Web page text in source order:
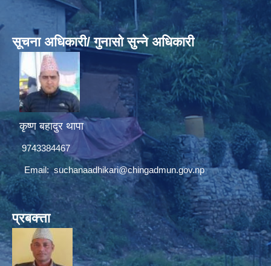
सूचना अधिकारी/ गुनासो सुन्ने अधिकारी
कृष्ण बहादुर थापा
9743384467
Email:suchanaadhikari@chingadmun.gov.np
प्रबक्त्ता